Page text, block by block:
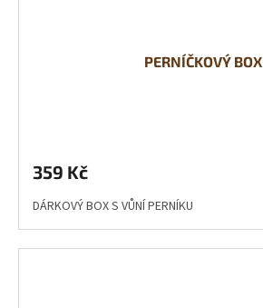
PERNÍČKOVÝ BOX
359 Kč
DÁRKOVÝ BOX S VŮNÍ PERNÍKU